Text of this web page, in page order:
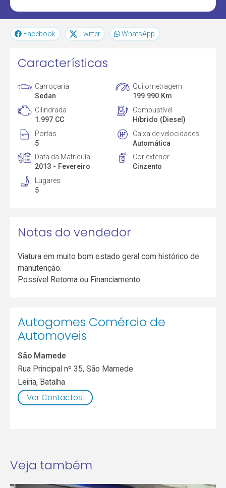
Facebook Twitter WhatsApp
Características
Carroçaria
Sedan
Quilometragem
199.990 Km
Cilindrada
1.997 CC
Combustível
Híbrido (Diesel)
Portas
5
Caixa de velocidades
Automática
Data da Matrícula
2013 - Fevereiro
Cor exterior
Cinzento
Lugares
5
Notas do vendedor
Viatura em muito bom estado geral com histórico de
manutenção.
Possível Retoma ou Financiamento
Autogomes Comércio de
Automoveis
São Mamede
Rua Principal nº 35, São Mamede
Leiria, Batalha
Ver Contactos
Veja também